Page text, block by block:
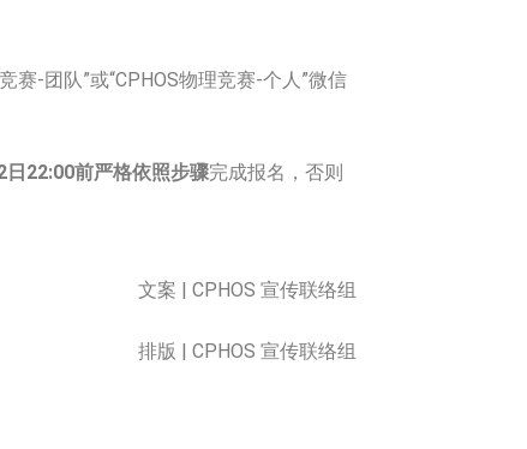
-团队”或“CPHOS物理竞赛-个人”微信
日22:00前严格依照步骤完成报名，否则
文案 | CPHOS 宣传联络组
排版 | CPHOS 宣传联络组